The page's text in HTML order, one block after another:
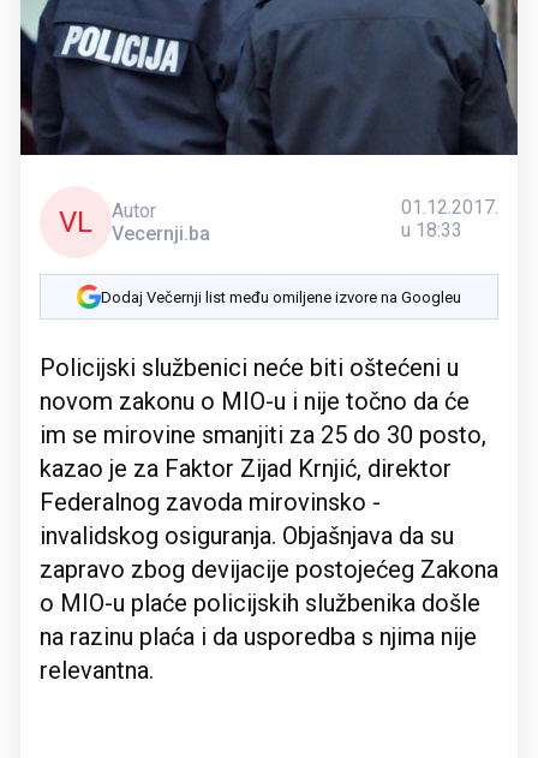
VL
Autor
Vecernji.ba
01.12.2017.
u 18:33
Dodaj Večernji list među omiljene izvore na Googleu
Policijski službenici neće biti oštećeni u
novom zakonu o MIO-u i nije točno da će
im se mirovine smanjiti za 25 do 30 posto,
kazao je za Faktor Zijad Krnjić, direktor
Federalnog zavoda mirovinsko -
invalidskog osiguranja. Objašnjava da su
zapravo zbog devijacije postojećeg Zakona
o MIO-u plaće policijskih službenika došle
na razinu plaća i da usporedba s njima nije
relevantna.